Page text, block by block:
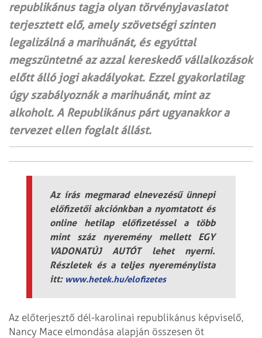
republikánus tagja olyan törvényjavaslatot
terjesztett elő, amely szövetségi szinten
legalizálná a marihuánát, és egyúttal
megszüntetné az azzal kereskedő vállalkozások
előtt álló jogi akadályokat. Ezzel gyakorlatilag
úgy szabályoznák a marihuánát, mint az
alkoholt. A Republikánus párt ugyanakkor a
tervezet ellen foglalt állást.
Az írás megmarad elnevezésű ünnepi
előfizetői akciónkban a nyomtatott és
online hetilap előfizetéssel a több
mint száz nyeremény mellett EGY
VADONATÚJ AUTÓT lehet nyerni.
Részletek és a teljes nyereménylista
itt: www.hetek.hu/elofizetes
Az előterjesztő dél-karolinai republikánus képviselő,
Nancy Mace elmondása alapján összesen öt